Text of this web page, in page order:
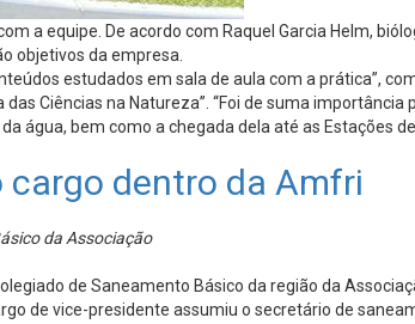
a equipe. De acordo com Raquel Garcia Helm,
objetivos da empresa.
estudados em sala de aula com a prática”,
Ciências na Natureza”. “Foi de suma importância
água, bem como a chegada dela até as Estações
cargo dentro da Amfri
da Associação
de Saneamento Básico da região da
de vice-presidente assumiu o secretário de